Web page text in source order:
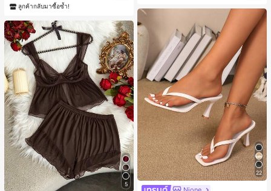
ลูกค้ากลับมาซื้อซ้ำ!
5
22